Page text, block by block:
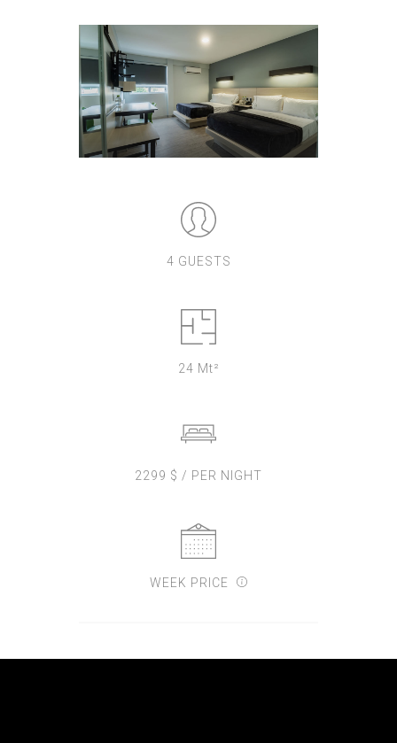
4 GUESTS
24 Mt²
2299 $ / PER NIGHT
WEEK PRICE